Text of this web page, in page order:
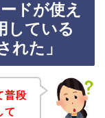
ドが使え
している
れた」
普段
て